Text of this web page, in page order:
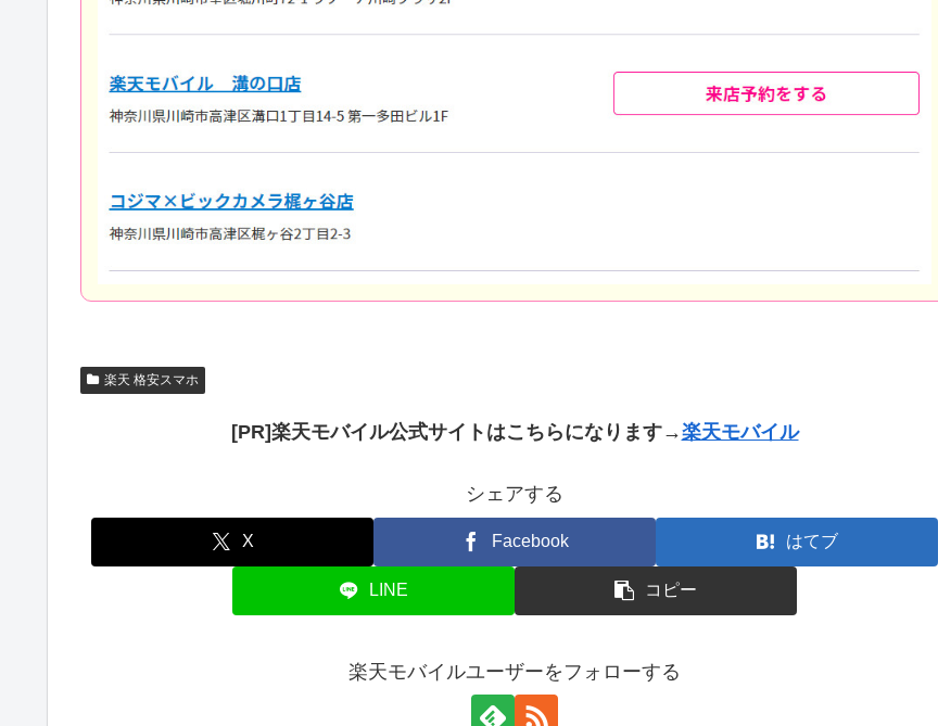
楽天 格安スマホ
[PR]楽天モバイル公式サイトはこちらになります→楽天モバイル
シェアする
X Facebook はてブ
LINE コピー
楽天モバイルユーザーをフォローする